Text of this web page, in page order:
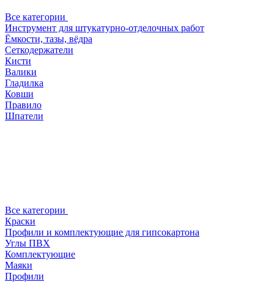
Все категории
Инструмент для штукатурно-отделочных работ
Ёмкости, тазы, вёдра
Сеткодержатели
Кисти
Валики
Гладилка
Ковши
Правило
Шпатели
Все категории
Краски
Профили и комплектующие для гипсокартона
Углы ПВХ
Комплектующие
Маяки
Профили